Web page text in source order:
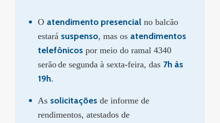
O atendimento presencial no balcão
estará suspenso, mas os atendimentos
telefônicos por meio do ramal 4340
serãode segunda à sexta-feira, das 7h às
19h.
As solicitações de informe de
rendimentos, atestados de